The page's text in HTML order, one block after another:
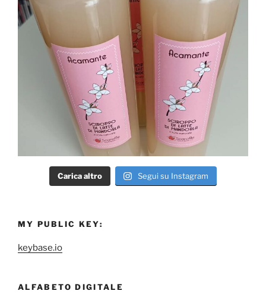
Carica altro Segui su Instagram
MY PUBLIC KEY:
keybase.io
ALFABETO DIGITALE